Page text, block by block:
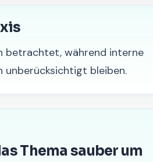
betrachtet, während interne
unberücksichtigt bleiben.
Thema sauber um